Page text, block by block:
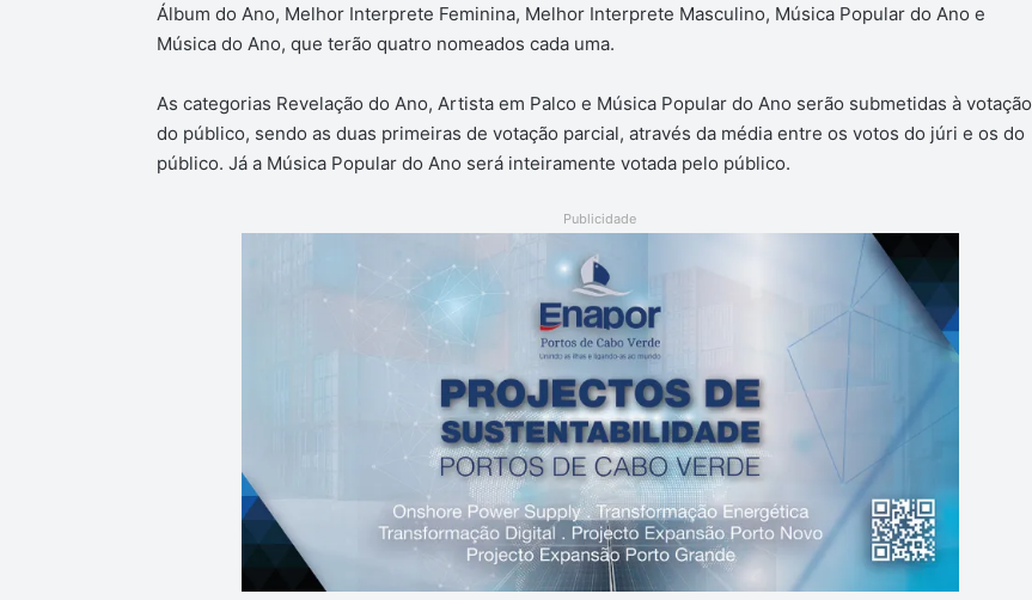
Álbum do Ano, Melhor Interprete Feminina, Melhor Interprete Masculino, Música Popular do Ano e
Música do Ano, que terão quatro nomeados cada uma.
As categorias Revelação do Ano, Artista em Palco e Música Popular do Ano serão submetidas à votação
do público, sendo as duas primeiras de votação parcial, através da média entre os votos do júri e os do
público. Já a Música Popular do Ano será inteiramente votada pelo público.
Publicidade